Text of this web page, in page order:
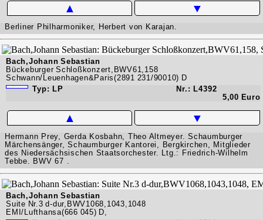
▲ ▼
Berliner Philharmoniker, Herbert von Karajan.
Bach,Johann Sebastian
Bückeburger Schloßkonzert,BWV61,158
Schwann/Leuenhagen&Paris(2891 231/90010) D
Typ: LP
Nr.: L4392
5,00 Euro
▲ ▼
Hermann Prey, Gerda Kosbahn, Theo Altmeyer. Schaumburger
Märchensänger, Schaumburger Kantorei, Bergkirchen, Mitglieder
des Niedersächsischen Staatsorchester. Ltg.: Friedrich-Wilhelm
Tebbe. BWV 67 .
Bach,Johann Sebastian
Suite Nr.3 d-dur,BWV1068,1043,1048
EMI/Lufthansa(666 045) D,